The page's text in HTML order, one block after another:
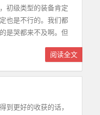
初级类型的装备肯定
也是不行的。我们都
是哭都来不及啊。但
阅读全文
到更好的收获的话，